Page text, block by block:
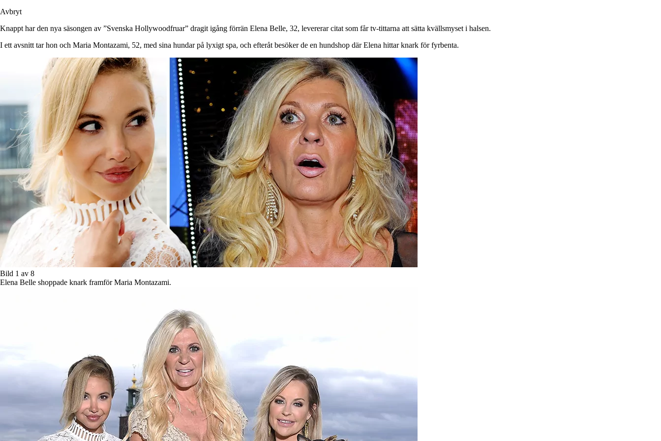
Avbryt
Knappt har den nya säsongen av ”Svenska Hollywoodfruar” dragit igång förrän Elena Belle, 32, levererar citat som får tv-tittarna att sätta kvällsmyset i halsen.
I ett avsnitt tar hon och Maria Montazami, 52, med sina hundar på lyxigt spa, och efteråt besöker de en hundshop där Elena hittar knark för fyrbenta.
Bild 1 av 8
Elena Belle shoppade knark framför Maria Montazami.